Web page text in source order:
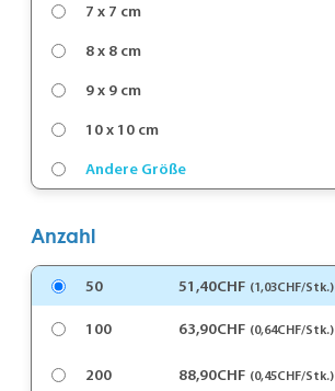
7 x 7 cm
8 x 8 cm
9 x 9 cm
10 x 10 cm
Andere Größe
Anzahl
50 51,40CHF (1,03CHF/Stk.)
100 63,90CHF (0,64CHF/Stk.)
200 88,90CHF (0,45CHF/Stk.)